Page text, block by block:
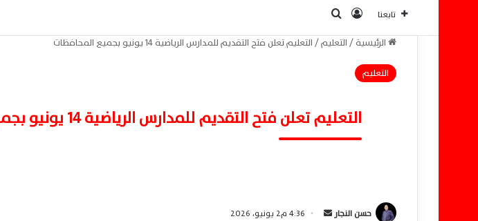
تابعنا تسجيل الدخول
الرئيسية/التعليم/التعليم تعلن فتح التقديم للمدارس الرياضية 14 يونيو بجميع المحافظات
التعليم
التعليم تعلن فتح التقديم للمدارس الرياضية 14 يونيو بجميع المحافظات
حسن النجار 4:36 م2 يونيو، 2026